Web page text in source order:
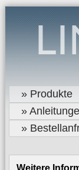
» Produkte
»
»